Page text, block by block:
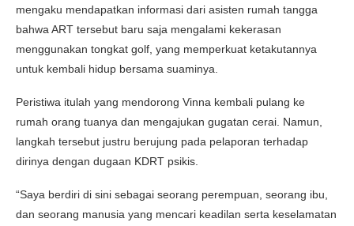
mengaku mendapatkan informasi dari asisten rumah tangga
bahwa ART tersebut baru saja mengalami kekerasan
menggunakan tongkat golf, yang memperkuat ketakutannya
untuk kembali hidup bersama suaminya.
Peristiwa itulah yang mendorong Vinna kembali pulang ke
rumah orang tuanya dan mengajukan gugatan cerai. Namun,
langkah tersebut justru berujung pada pelaporan terhadap
dirinya dengan dugaan KDRT psikis.
“Saya berdiri di sini sebagai seorang perempuan, seorang ibu,
dan seorang manusia yang mencari keadilan serta keselamatan